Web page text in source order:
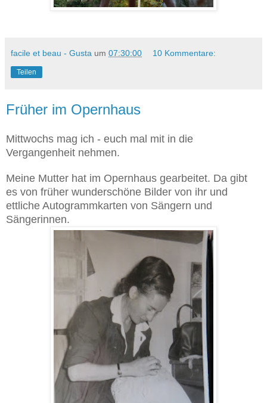
facile et beau - Gusta um 07:30:00 10 Kommentare:
Teilen
Früher im Opernhaus
Mittwochs mag ich - euch mal mit in die
Vergangenheit nehmen.
Meine Mutter hat im Opernhaus gearbeitet. Da gibt
es von früher wunderschöne Bilder von ihr und
ettliche Autogrammkarten von Sängern und
Sängerinnen.